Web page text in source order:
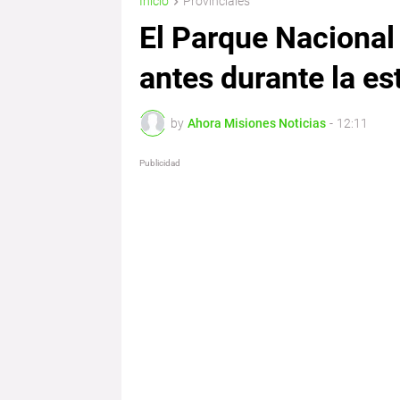
El Parque
antes durante la
by Ahora Misiones Noticias - 12:11
Publicidad